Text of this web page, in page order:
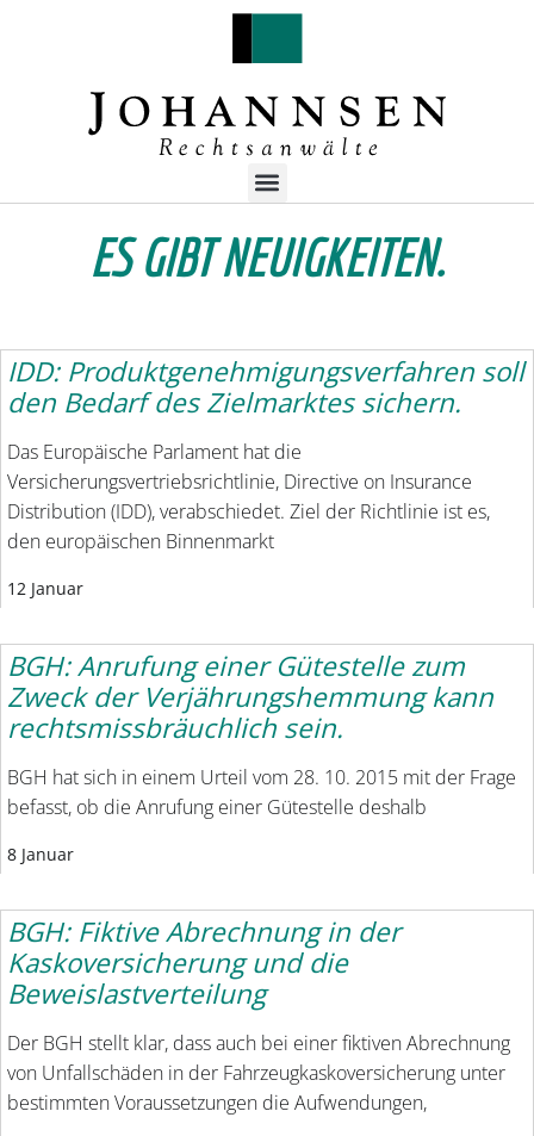
ES GIBT NEUIGKEITEN.
IDD: Produktgenehmigungsverfahren soll
den Bedarf des Zielmarktes sichern.
Das Europäische Parlament hat die
Versicherungsvertriebsrichtlinie, Directive on Insurance
Distribution (IDD), verabschiedet. Ziel der Richtlinie ist es,
den europäischen Binnenmarkt
12 Januar
BGH: Anrufung einer Gütestelle zum
Zweck der Verjährungshemmung kann
rechtsmissbräuchlich sein.
BGH hat sich in einem Urteil vom 28. 10. 2015 mit der Frage
befasst, ob die Anrufung einer Gütestelle deshalb
8 Januar
BGH: Fiktive Abrechnung in der
Kaskoversicherung und die
Beweislastverteilung
Der BGH stellt klar, dass auch bei einer fiktiven Abrechnung
von Unfallschäden in der Fahrzeugkaskoversicherung unter
bestimmten Voraussetzungen die Aufwendungen,